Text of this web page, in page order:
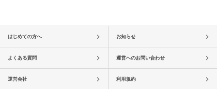
はじめての方へ お知らせ
よくある質問 運営へのお問い合わせ
運営会社 利用規約